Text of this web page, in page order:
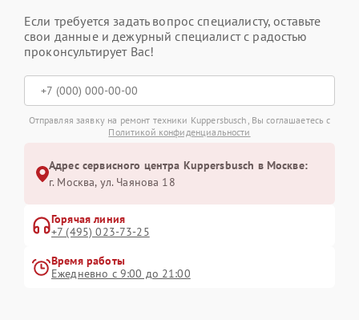
Если требуется задать вопрос специалисту, оставьте
свои данные и дежурный специалист с радостью
проконсультирует Вас!
Отправляя заявку на ремонт техники Kuppersbusch, Вы соглашаетесь с
Политикой конфиденциальности
Адрес сервисного центра Kuppersbusch в Москве:
г. Москва, ул. Чаянова 18
Горячая линия
+7 (495) 023-73-25
Время работы
Ежедневно с 9:00 до 21:00